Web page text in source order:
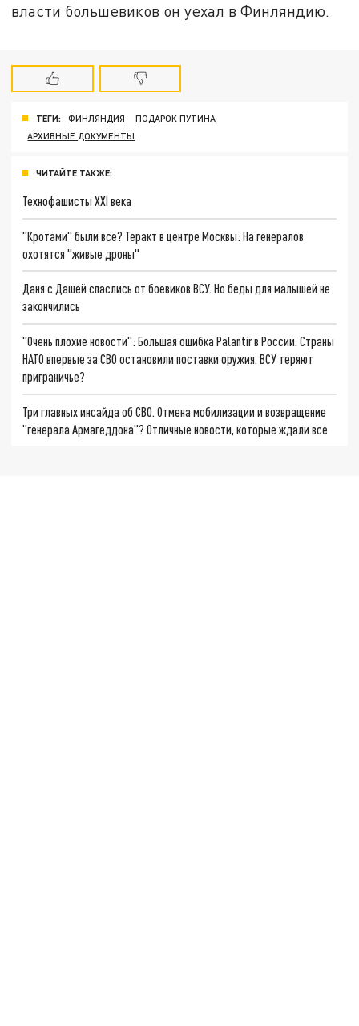
власти большевиков он уехал в Финляндию.
ТЕГИ: ФИНЛЯНДИЯ
ПОДАРОК ПУТИНА
АРХИВНЫЕ ДОКУМЕНТЫ
ЧИТАЙТЕ ТАКЖЕ:
Технофашисты XXI века
"Кротами" были все? Теракт в центре Москвы: На генералов
охотятся "живые дроны"
Даня с Дашей спаслись от боевиков ВСУ. Но беды для малышей не
закончились
"Очень плохие новости": Большая ошибка Palantir в России. Страны
НАТО впервые за СВО остановили поставки оружия. ВСУ теряют
приграничье?
Три главных инсайда об СВО. Отмена мобилизации и возвращение
"генерала Армагеддона"? Отличные новости, которые ждали все